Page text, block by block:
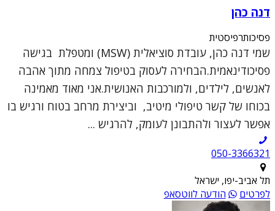
דנה כהן
פסיכותרפיסטית
שמי דנה כהן, עובדת סוציאלית (MSW) ומטפלת בגישה
פסיכודינאמית.הבחירה לעסוק בטיפול צמחה מתוך אהבה
לאנשים, לילדים, ולמורכבות האנושית.אני מאוד מאמינה
בכוחו של קשר טיפולי מיטיב, וביצירת מרחב בטוח ורגיש בו
אפשר לעצור ולהתבונן לעומק, להרגיש ...
050-3366321
תל אביב-יפו, ישראל
לפרטים
הודעה לווטסאפ